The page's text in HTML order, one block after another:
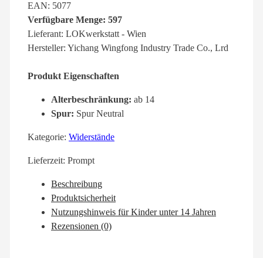
EAN: 5077
Verfügbare Menge: 597
Lieferant: LOKwerkstatt - Wien
Hersteller: Yichang Wingfong Industry Trade Co., Lrd
Produkt Eigenschaften
Alterbeschränkung: ab 14
Spur: Spur Neutral
Kategorie: Widerstände
Lieferzeit: Prompt
Beschreibung
Produktsicherheit
Nutzungshinweis für Kinder unter 14 Jahren
Rezensionen (0)